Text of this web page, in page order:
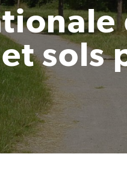
sols